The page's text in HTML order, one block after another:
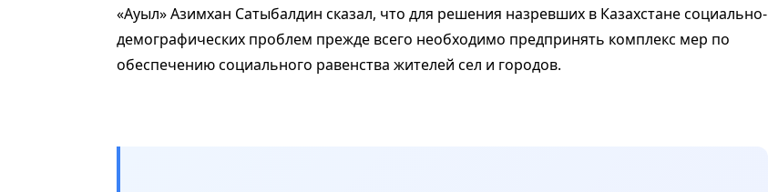
«Ауыл» Азимхан Сатыбалдин сказал, что для решения назревших в Казахстане социально-
демографических проблем прежде всего необходимо предпринять комплекс мер по
обеспечению социального равенства жителей сел и городов.